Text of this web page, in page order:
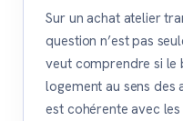
Sur un achat atelier
question n’est pas
veut comprendre si le
logement au sens des
est cohérente avec